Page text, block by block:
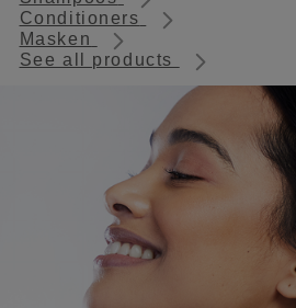
Conditioners
Masken
See all products